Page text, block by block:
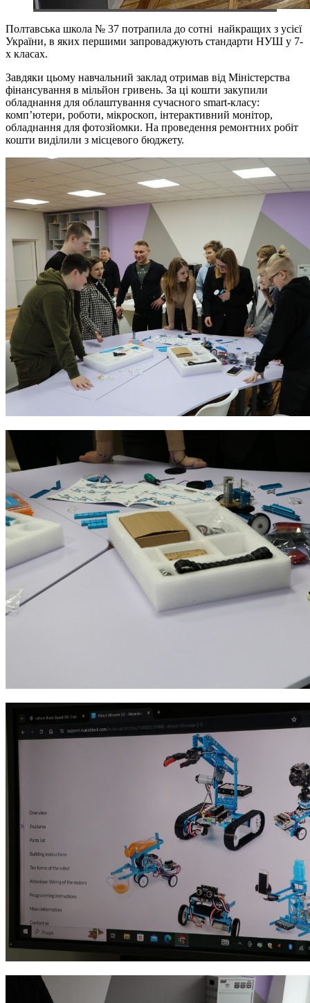
Полтавська школа № 37 потрапила до сотні найкращих з усієї
України, в яких першими запроваджують стандарти НУШ у 7-
х класах.
Завдяки цьому навчальний заклад отримав від Міністерства
фінансування в мільйон гривень. За ці кошти закупили
обладнання для облаштування сучасного smart-класу:
комп’ютери, роботи, мікроскоп, інтерактивний монітор,
обладнання для фотозйомки. На проведення ремонтних робіт
кошти виділили з місцевого бюджету.